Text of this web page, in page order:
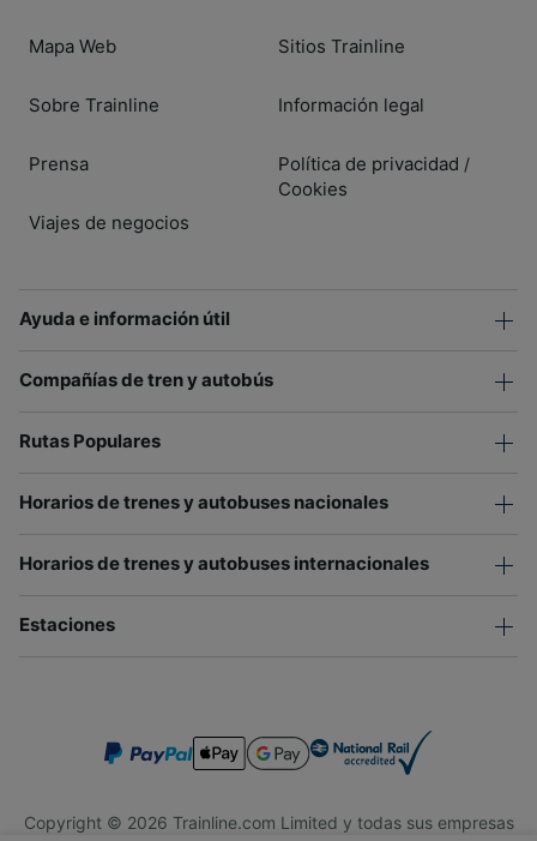
Mapa Web
Sobre Trainline
Prensa
Viajes de negocios
Sitios Trainline
Información legal
Política de privacidad /
Cookies
Ayuda e información útil
Compañías de tren y autobús
Rutas Populares
Horarios de trenes y autobuses nacionales
Horarios de trenes y autobuses internacionales
Estaciones
Copyright © 2026 Trainline.com Limited y todas sus empresas